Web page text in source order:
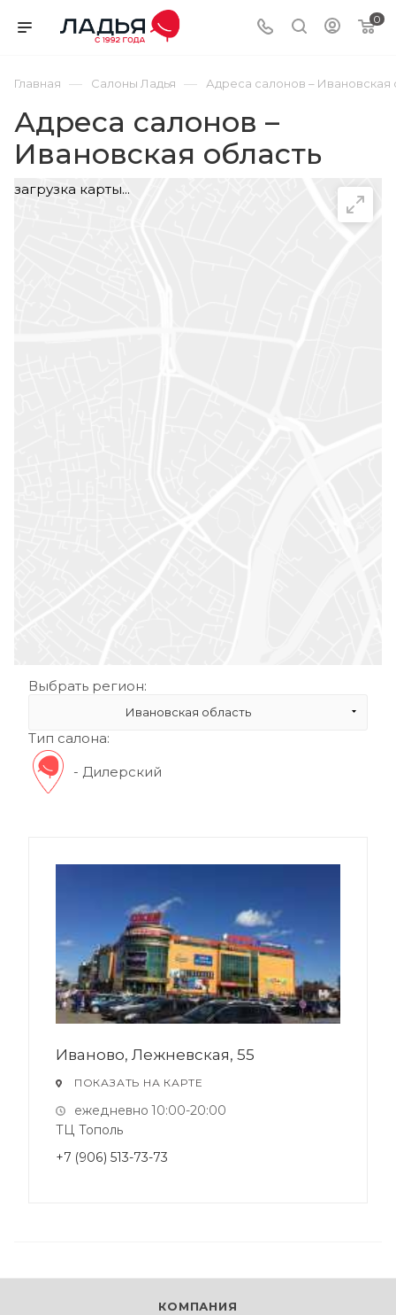
0
Главная — Салоны Ладья — Адреса салонов – Ивановская
Адреса салонов –
Ивановская область
загрузка карты...
Выбрать регион:
Ивановская область
Тип салона:
- Дилерский
Иваново, Лежневская, 55
ПОКАЗАТЬ НА КАРТЕ
ежедневно 10:00-20:00
ТЦ Тополь
+7 (906) 513-73-73
КОМПАНИЯ